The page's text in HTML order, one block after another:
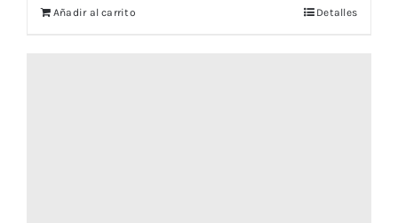
Añadir al carrito Detalles